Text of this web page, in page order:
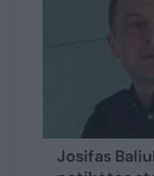
Josifas